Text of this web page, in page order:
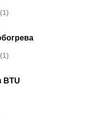
(1)
(1)
BTU